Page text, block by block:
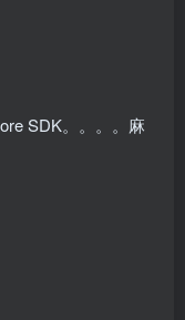
SDK。。。。麻